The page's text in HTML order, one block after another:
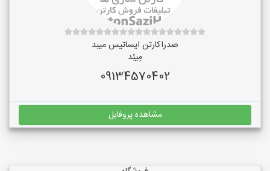
صدراکارتن ایساتیس میبد
مِیبُد
09134570402
مشاهده پروفایل